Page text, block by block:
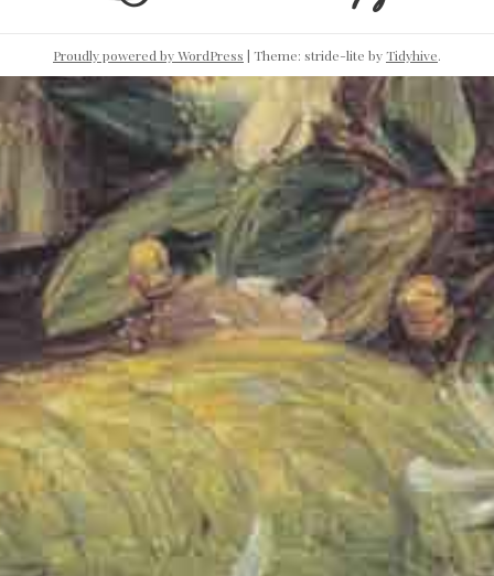
Proudly powered by WordPress | Theme: stride-lite byTidyhive.